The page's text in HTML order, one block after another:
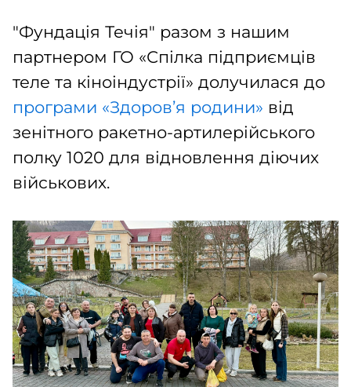
"Фундація Течія" разом з нашим
партнером ГО «Спілка підприємців
теле та кіноіндустрії» долучилася до
програми «Здоров’я родини» від
зенітного ракетно-артилерійського
полку 1020 для відновлення діючих
військових.